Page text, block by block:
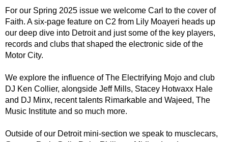
For our Spring 2025 issue we welcome Carl to the cover of
Faith. A six-page feature on C2 from Lily Moayeri heads up
our deep dive into Detroit and just some of the key players,
records and clubs that shaped the electronic side of the
Motor City.
We explore the influence of The Electrifying Mojo and club
DJ Ken Collier, alongside Jeff Mills, Stacey Hotwaxx Hale
and DJ Minx, recent talents Rimarkable and Wajeed, The
Music Institute and so much more.
Outside of our Detroit mini-section we speak to musclecars,